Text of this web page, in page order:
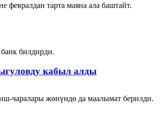
февралдан тарта маяна ала баштайт.
билдирди.
кабыл алды
чаралары жөнүндө да маалымат берилди.